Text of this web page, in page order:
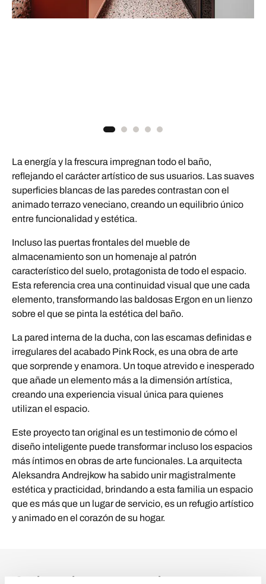
La energía y la frescura impregnan todo el baño,
reflejando el carácter artístico de sus usuarios. Las suaves
superficies blancas de las paredes contrastan con el
animado terrazo veneciano, creando un equilibrio único
entre funcionalidad y estética.
Incluso las puertas frontales del mueble de
almacenamiento son un homenaje al patrón
característico del suelo, protagonista de todo el espacio.
Esta referencia crea una continuidad visual que une cada
elemento, transformando las baldosas Ergon en un lienzo
sobre el que se pinta la estética del baño.
La pared interna de la ducha, con las escamas definidas e
irregulares del acabado Pink Rock, es una obra de arte
que sorprende y enamora. Un toque atrevido e inesperado
que añade un elemento más a la dimensión artística,
creando una experiencia visual única para quienes
utilizan el espacio.
Este proyecto tan original es un testimonio de cómo el
diseño inteligente puede transformar incluso los espacios
más íntimos en obras de arte funcionales. La arquitecta
Aleksandra Andrejkow ha sabido unir magistralmente
estética y practicidad, brindando a esta familia un espacio
que es más que un lugar de servicio, es un refugio artístico
y animado en el corazón de su hogar.